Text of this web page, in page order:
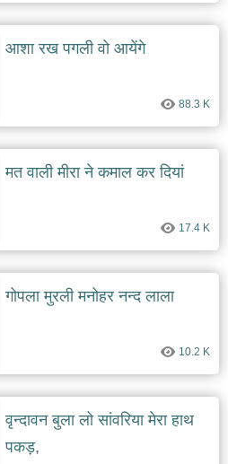
आशा रख पगली वो आयेंगे
88.3 K
मत वाली मीरा ने कमाल कर दियां
17.4 K
गोपला मुरली मनोहर नन्द लाला
10.2 K
वृन्दावन बुला लो सांवरिया मेरा हाथ
पकड़,